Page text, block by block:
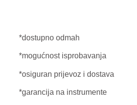
*dostupno odmah
*mogućnost isprobavanja
*osiguran prijevoz i dostava
*garancija na instrumente